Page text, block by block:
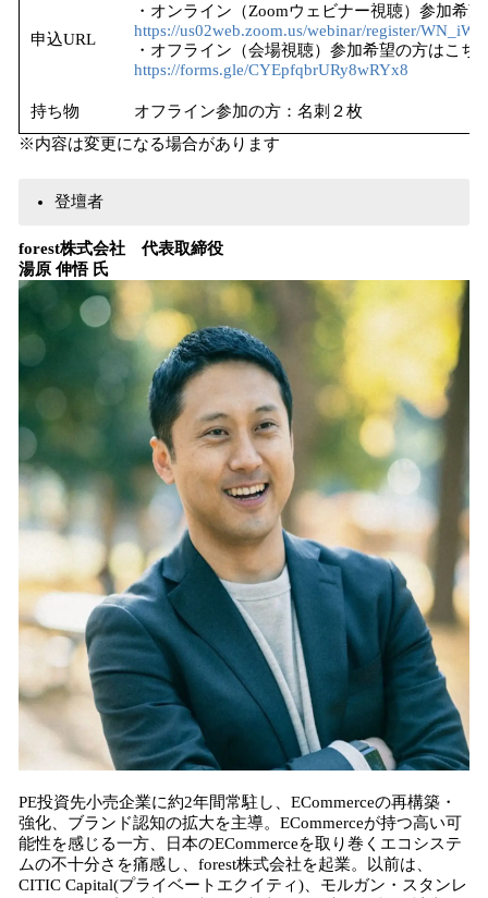
申込URL
・オンライン（Zoomウェビナー視聴）参加希
https://us02web.zoom.us/webinar/register/
・オフライン（会場視聴）参加希望の方はこち
https://forms.gle/CYEpfqbrURy8wRYx8
持ち物
オフライン参加の方：名刺２枚
※内容は変更になる場合があります
登壇者
forest株式会社 代表取締役
湯原 伸悟 氏
PE投資先小売企業に約2年間常駐し、ECommerceの再構築・
強化、ブランド認知の拡大を主導。ECommerceが持つ高い可
能性を感じる一方、日本のECommerceを取り巻くエコシステ
ムの不十分さを痛感し、forest株式会社を起業。以前は、
CITIC Capital(プライベートエクイティ)、モルガン・スタンレ